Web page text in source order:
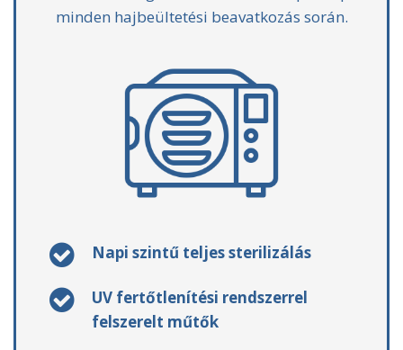
minden hajbeültetési beavatkozás során.
Napi szintű teljes sterilizálás
UV fertőtlenítési rendszerrel
felszerelt műtők